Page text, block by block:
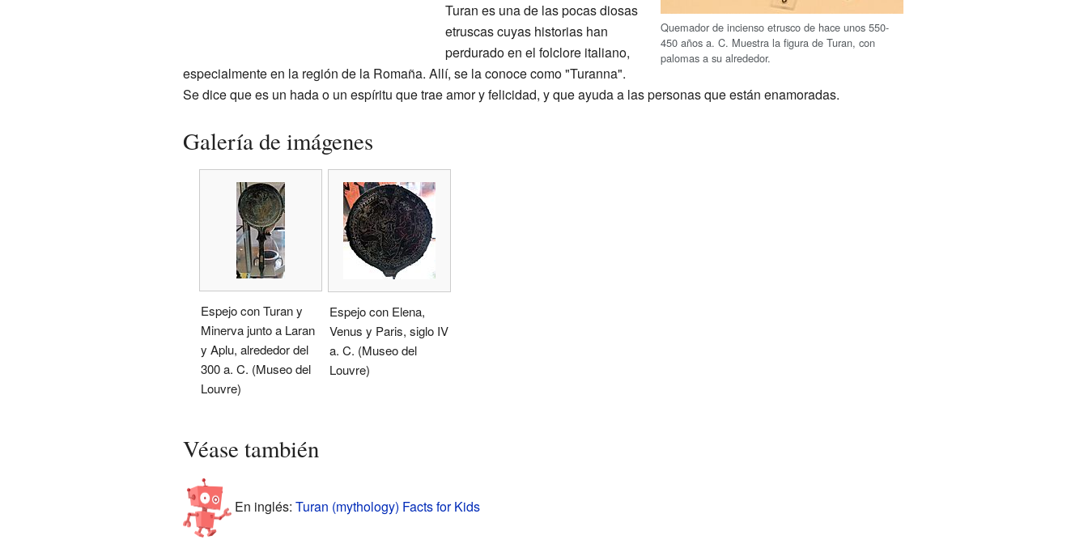
Quemador de incienso etrusco de hace unos 550-
450 años a. C. Muestra la figura de Turan, con
palomas a su alrededor.
Turan es una de las pocas diosas
etruscas cuyas historias han
perdurado en el folclore italiano,
especialmente en la región de la Romaña. Allí, se la conoce como "Turanna".
Se dice que es un hada o un espíritu que trae amor y felicidad, y que ayuda a las personas que están enamoradas.
Galería de imágenes
Espejo con Turan y
Minerva junto a Laran
y Aplu, alrededor del
300 a. C. (Museo del
Louvre)
Espejo con Elena,
Venus y Paris, siglo IV
a. C. (Museo del
Louvre)
Véase también
En inglés: Turan (mythology) Facts for Kids